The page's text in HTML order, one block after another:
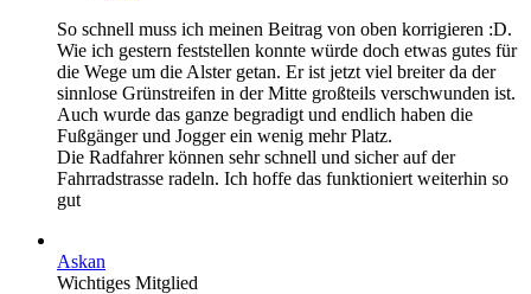
So schnell muss ich meinen Beitrag von oben korrigieren :D.
Wie ich gestern feststellen konnte würde doch etwas gutes für
die Wege um die Alster getan. Er ist jetzt viel breiter da der
sinnlose Grünstreifen in der Mitte großteils verschwunden ist.
Auch wurde das ganze begradigt und endlich haben die
Fußgänger und Jogger ein wenig mehr Platz.
Die Radfahrer können sehr schnell und sicher auf der
Fahrradstrasse radeln. Ich hoffe das funktioniert weiterhin so
gut
Askan
Wichtiges Mitglied